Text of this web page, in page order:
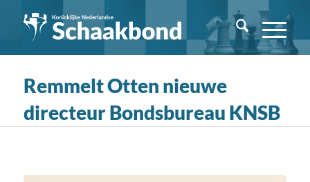
Remmelt Otten nieuwe
directeur Bondsbureau KNSB